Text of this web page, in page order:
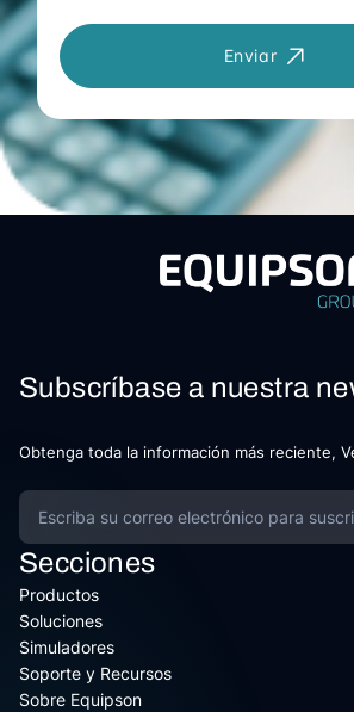
Enviar
Subscríbase a nuestra
Obtenga toda la información más reciente,
Secciones
Productos
Soluciones
Simuladores
Soporte y Recursos
Sobre Equipson